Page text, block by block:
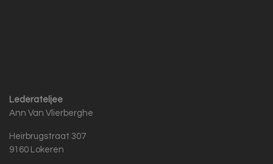
Lederateljee
Ann Van Vlierberghe
Heirbrugstraat 307
9160 Lokeren